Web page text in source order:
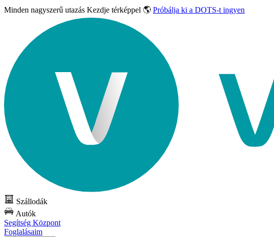
Minden nagyszerű utazás Kezdje térképpel 🌎 Próbálja ki a DOTS-t ingyen
Szállodák
Autók
Segítség Központ
Foglalásaim